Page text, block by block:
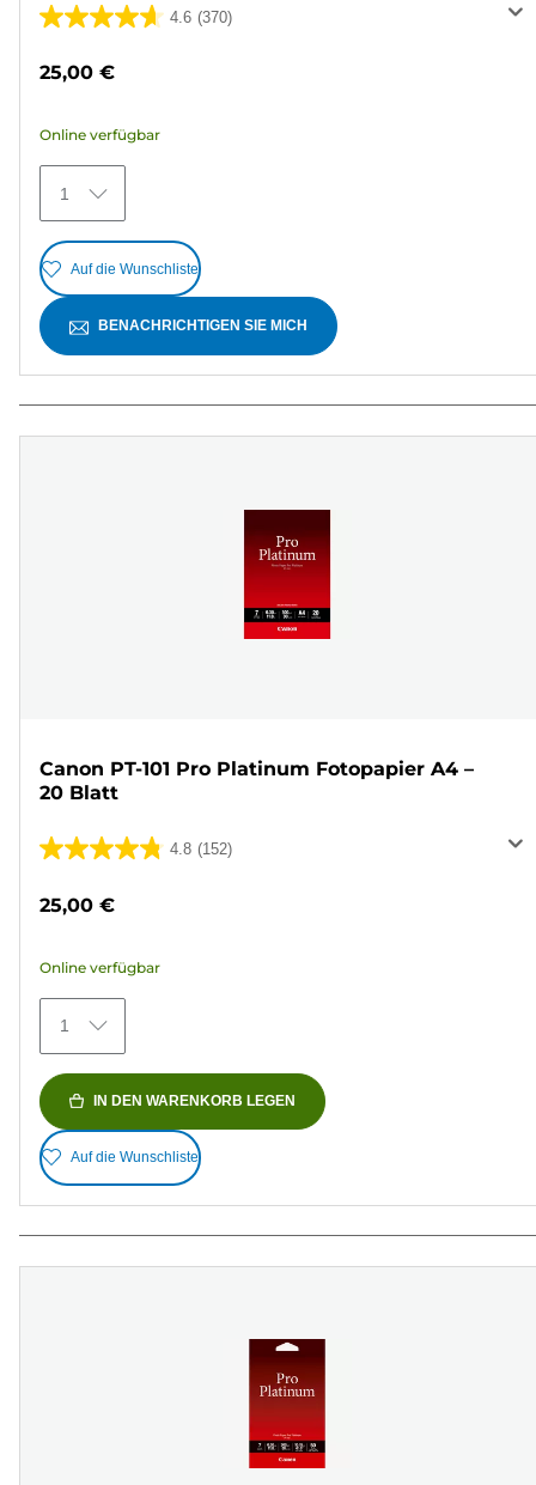
4.6 (370)
4.6
370
Bewertungen
25,00 €
Online verfügbar
1
Auf die Wunschliste
BENACHRICHTIGEN SIE MICH
Canon PT-101 Pro Platinum Fotopapier A4 –
20 Blatt
4.8 (152)
4.8
5
152
Bewertungen
25,00 €
Online verfügbar
1
IN DEN WARENKORB LEGEN
Auf die Wunschliste